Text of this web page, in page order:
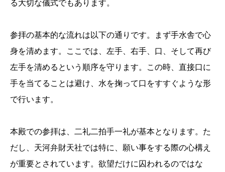
る大切な儀式でもあります。
参拝の基本的な流れは以下の通りです。まず手水舎で心
身を清めます。ここでは、左手、右手、口、そして再び
左手を清めるという順序を守ります。この時、直接口に
手を当てることは避け、水を掬って口をすすぐような形
で行います。
本殿での参拝は、二礼二拍手一礼が基本となります。た
だし、天河弁財天社では特に、願い事をする際の心構え
が重要とされています。欲望だけに囚われるのではな